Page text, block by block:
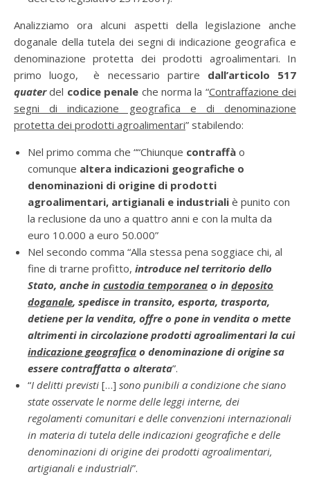
Analizziamo ora alcuni aspetti della legislazione anche
doganale della tutela dei segni di indicazione geografica e
denominazione protetta dei prodotti agroalimentari. In
primo luogo, è necessario partire dall’articolo 517
quaterdel codice penale che norma la “Contraffazione dei
segni di indicazione geografica e di denominazione
protetta dei prodotti agroalimentari” stabilendo:
Nel primo comma che ““Chiunque contraffà o
comunque altera indicazioni geografiche o
denominazioni di origine di prodotti
agroalimentari, artigianali e industriali è punito con
la reclusione da uno a quattro anni e con la multa da
euro 10.000 a euro 50.000”
Nel secondo comma “Alla stessa pena soggiace chi, al
fine di trarne profitto, introduce nel territorio dello
Stato, anche in custodia temporanea o in deposito
doganale, spedisce in transito, esporta, trasporta,
detiene per la vendita, offre o pone in vendita o mette
altrimenti in circolazione prodotti agroalimentari la cui
indicazione geografica o denominazione di origine sa
essere contraffatta o alterata”.
“I delitti previsti […] sono punibili a condizione che siano
state osservate le norme delle leggi interne, dei
regolamenti comunitari e delle convenzioni internazionali
in materia di tutela delle indicazioni geografiche e delle
denominazioni di origine dei prodotti agroalimentari,
artigianali e industriali”.